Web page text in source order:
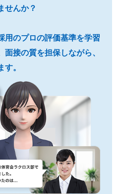
せんか？
用のプロの評価基準を学習
面接の質を担保しながら、
。